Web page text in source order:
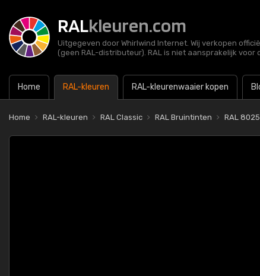
RALkleuren.com
Uitgegeven door Whirlwind Internet. Wij verkopen
(geen RAL-distributeur). RAL is niet aansprakelijk voor
Home RAL-kleuren RAL-kleurenwaaier kopen
Home RAL-kleuren RAL Classic RAL Bruintinten RAL